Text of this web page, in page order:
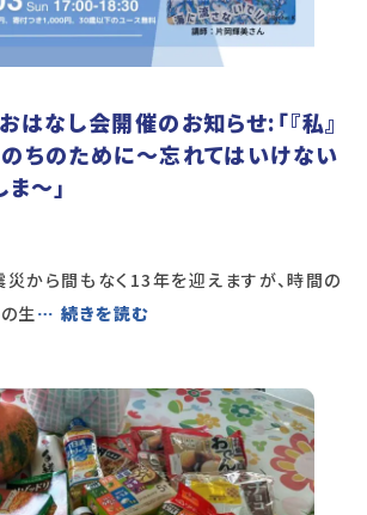
はなし会開催のお知らせ:「『私』
ちのために〜忘れてはいけない
～」
から間もなく13年を迎えますが、時間の
生… 続きを読む